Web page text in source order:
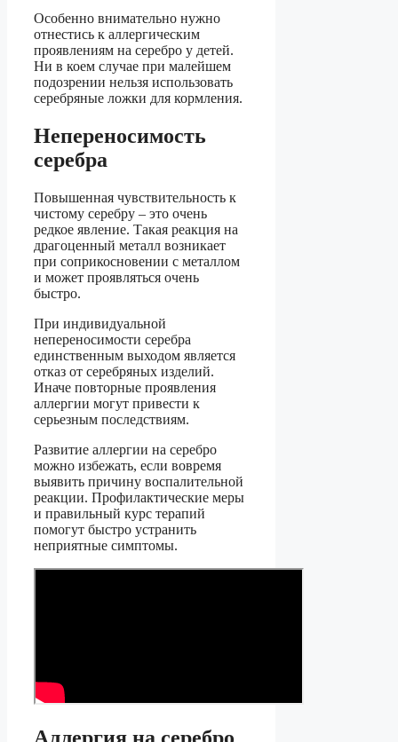
Особенно внимательно нужно
отнестись к аллергическим
проявлениям на серебро у детей.
Ни в коем случае при малейшем
подозрении нельзя использовать
серебряные ложки для кормления.
Непереносимость
серебра
Повышенная чувствительность к
чистому серебру – это очень
редкое явление. Такая реакция на
драгоценный металл возникает
при соприкосновении с металлом
и может проявляться очень
быстро.
При индивидуальной
непереносимости серебра
единственным выходом является
отказ от серебряных изделий.
Иначе повторные проявления
аллергии могут привести к
серьезным последствиям.
Развитие аллергии на серебро
можно избежать, если вовремя
выявить причину воспалительной
реакции. Профилактические меры
и правильный курс терапий
помогут быстро устранить
неприятные симптомы.
Аллергия на серебро